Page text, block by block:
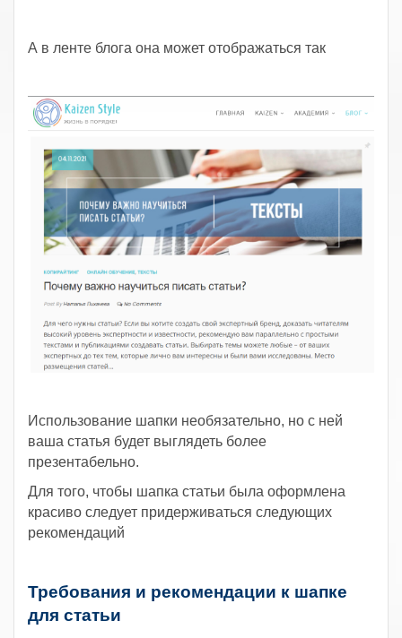
А в ленте блога она может отображаться так
Использование шапки необязательно, но с ней
ваша статья будет выглядеть более
презентабельно.
Для того, чтобы шапка статьи была оформлена
красиво следует придерживаться следующих
рекомендаций
Требования и рекомендации к шапке
для статьи